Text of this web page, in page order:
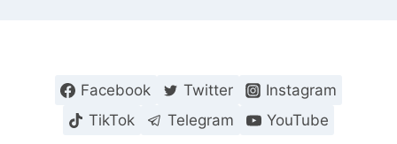
Facebook Twitter
Instagram
TikTok
Telegram YouTube